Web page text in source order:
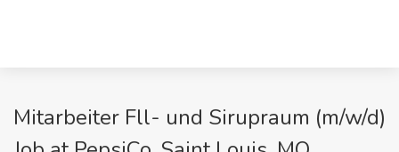
Mitarbeiter Fll- und Sirupraum (m/w/d)